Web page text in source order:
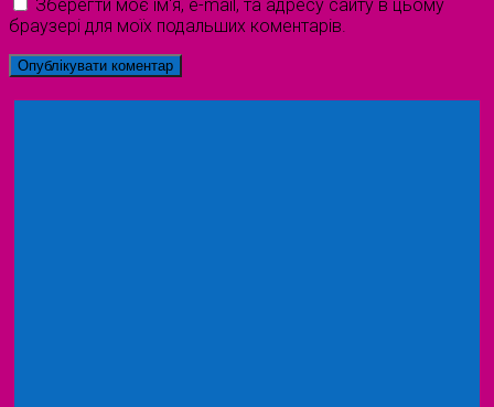
Зберегти моє ім'я, e-mail, та адресу сайту в цьому
браузері для моїх подальших коментарів.